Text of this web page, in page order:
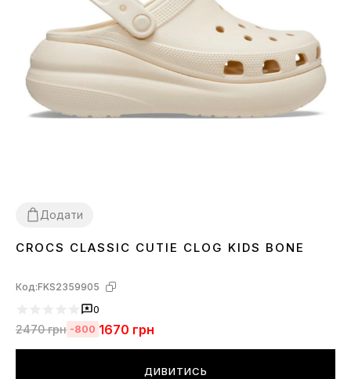
Додати
303132333435
CROCS CLASSIC CUTIE CLOG KIDS BONE
Код:FKS2359905
0
2470грн -800 1670 грн
ДИВИТИСЬ